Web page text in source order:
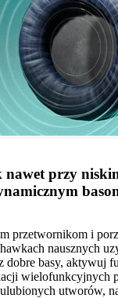
nawet przy
przetwornikom i
nausznych
dobre basy, aktywuj
wielofunkcyjnych
utworów,